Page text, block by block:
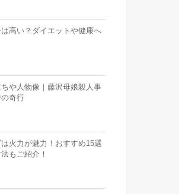
高い？ダイエットや健康へ
や人物像｜藤沢母娘殺人事
奇行
火力が魅力！おすすめ15選
もご紹介！